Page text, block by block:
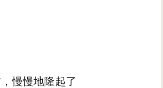
慢慢地隆起了